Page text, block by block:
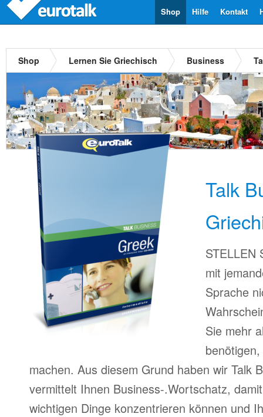
Kontakt
Hilfe
Shop
Shop Lernen Sie Griechisch Business
Talk
STELLEN
mit
Sprache
Sie mehr
machen. Aus diesem Grund haben wir Talk
vermittelt Ihnen Business-.Wortschatz,
wichtigen Dinge konzentrieren können und